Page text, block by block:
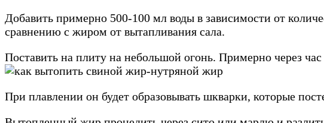
Добавить примерно 500-100 мл воды в зависимости от
сравнению с жиром от вытапливания сала.
Поставить на плиту на небольшой огонь. Примерно через
При плавлении он будет образовывать шкварки, которые